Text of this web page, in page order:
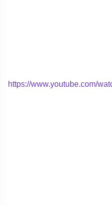
https://www.youtube.com/